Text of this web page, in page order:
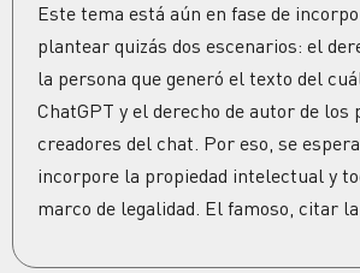
Este tema está aún en fase de
plantear quizás dos escenarios: el
la persona que generó el texto del
ChatGPT y el derecho de autor de los
creadores del chat. Por eso, se
incorpore la propiedad intelectual y
marco de legalidad. El famoso, citar